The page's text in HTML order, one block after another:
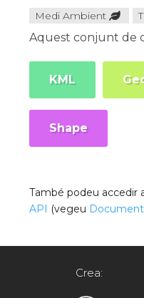
Medi Ambient
Aquest conjunt de
KML
Shape
També podeu accedir
API (vegeu
Crea: